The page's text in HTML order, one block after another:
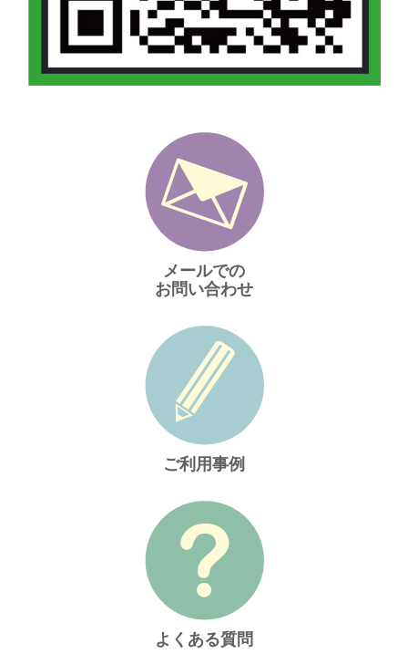
メールでの
お問い合わせ
ご利用事例
よくある質問